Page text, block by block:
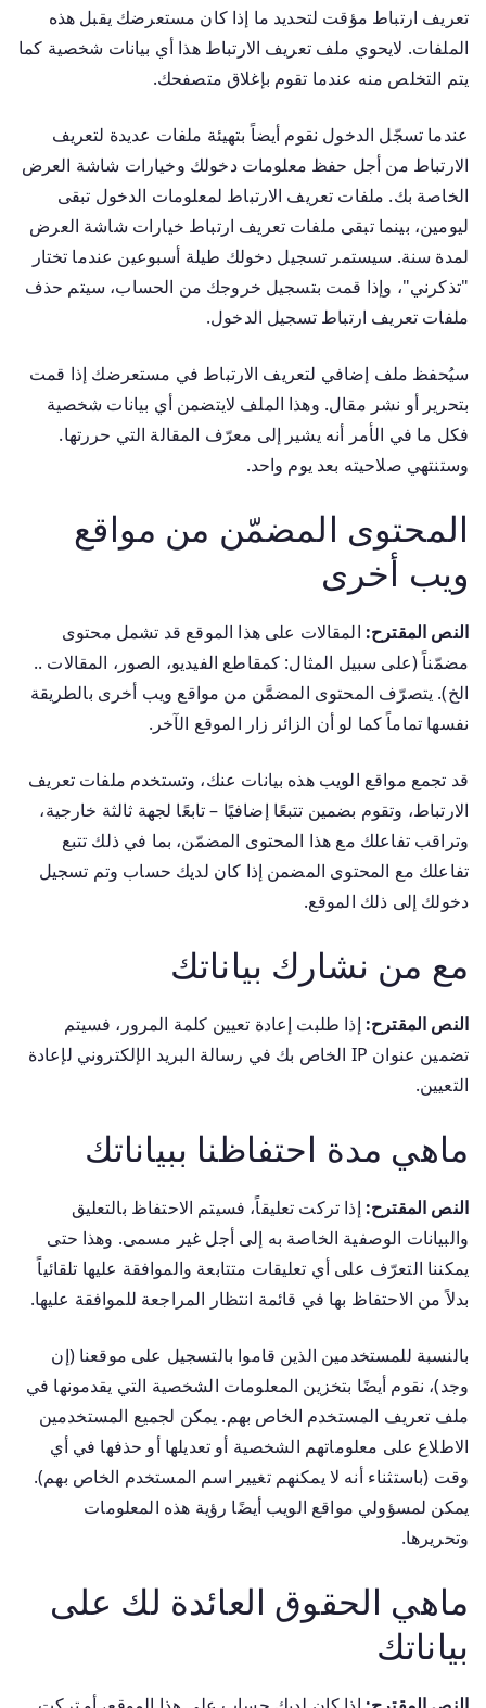
تعريف ارتباط مؤقت لتحديد ما إذا كان مستعرضك يقبل هذه
الملفات. لايحوي ملف تعريف الارتباط هذا أي بيانات شخصية كما
يتم التخلص منه عندما تقوم بإغلاق متصفحك.
عندما تسجّل الدخول نقوم أيضاً بتهيئة ملفات عديدة لتعريف
الارتباط من أجل حفظ معلومات دخولك وخيارات شاشة العرض
الخاصة بك. ملفات تعريف الارتباط لمعلومات الدخول تبقى
ليومين، بينما تبقى ملفات تعريف ارتباط خيارات شاشة العرض
لمدة سنة. سيستمر تسجيل دخولك طيلة أسبوعين عندما تختار
"تذكرني"، وإذا قمت بتسجيل خروجك من الحساب، سيتم حذف
ملفات تعريف ارتباط تسجيل الدخول.
سيُحفظ ملف إضافي لتعريف الارتباط في مستعرضك إذا قمت
بتحرير أو نشر مقال. وهذا الملف لايتضمن أي بيانات شخصية
فكل ما في الأمر أنه يشير إلى معرّف المقالة التي حررتها.
وستنتهي صلاحيته بعد يوم واحد.
المحتوى المضمّن من مواقع
ويب أخرى
النص المقترح: المقالات على هذا الموقع قد تشمل محتوى
مضمّناً (على سبيل المثال: كمقاطع الفيديو، الصور، المقالات ..
الخ). يتصرّف المحتوى المضمَّن من مواقع ويب أخرى بالطريقة
نفسها تماماً كما لو أن الزائر زار الموقع الآخر.
قد تجمع مواقع الويب هذه بيانات عنك، وتستخدم ملفات تعريف
الارتباط، وتقوم بضمين تتبعًا إضافيًا – تابعًا لجهة ثالثة خارجية،
وتراقب تفاعلك مع هذا المحتوى المضمّن، بما في ذلك تتبع
تفاعلك مع المحتوى المضمن إذا كان لديك حساب وتم تسجيل
دخولك إلى ذلك الموقع.
مع من نشارك بياناتك
النص المقترح: إذا طلبت إعادة تعيين كلمة المرور، فسيتم
تضمين عنوان IP الخاص بك في رسالة البريد الإلكتروني لإعادة
التعيين.
ماهي مدة احتفاظنا ببياناتك
النص المقترح: إذا تركت تعليقاً، فسيتم الاحتفاظ بالتعليق
والبيانات الوصفية الخاصة به إلى أجل غير مسمى. وهذا حتى
يمكننا التعرّف على أي تعليقات متتابعة والموافقة عليها تلقائياً
بدلاً من الاحتفاظ بها في قائمة انتظار المراجعة للموافقة عليها.
بالنسبة للمستخدمين الذين قاموا بالتسجيل على موقعنا (إن
وجد)، نقوم أيضًا بتخزين المعلومات الشخصية التي يقدمونها في
ملف تعريف المستخدم الخاص بهم. يمكن لجميع المستخدمين
الاطلاع على معلوماتهم الشخصية أو تعديلها أو حذفها في أي
وقت (باستثناء أنه لا يمكنهم تغيير اسم المستخدم الخاص بهم).
يمكن لمسؤولي مواقع الويب أيضًا رؤية هذه المعلومات
وتحريرها.
ماهي الحقوق العائدة لك على
بياناتك